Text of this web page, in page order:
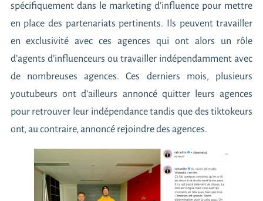
spécifiquement dans le marketing d’influence pour mettre
en place des partenariats pertinents. Ils peuvent travailler
en exclusivité avec ces agences qui ont alors un rôle
d’agents d’influenceurs ou travailler indépendamment avec
de nombreuses agences. Ces derniers mois, plusieurs
youtubeurs ont d’ailleurs annoncé quitter leurs agences
pour retrouver leur indépendance tandis que des tiktokeurs
ont, au contraire, annoncé rejoindre des agences.